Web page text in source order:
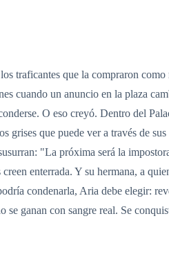
traficantes que la compraron como
cuando un anuncio en la plaza
O eso creyó. Dentro del
grises que puede ver a través de
"La próxima será la
enterrada. Y su hermana, a
condenarla, Aria debe elegir:
ganan con sangre real. Se